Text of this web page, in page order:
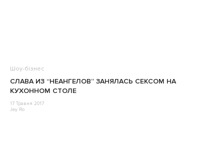
Шоу-бізнес
СЛАВА ИЗ “НЕАНГЕЛОВ” ЗАНЯЛАСЬ СЕКСОМ НА
КУХОННОМ СТОЛЕ
17 Травня 2017
Jey Ro